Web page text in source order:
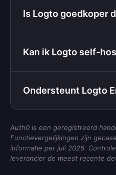
Is Logto goedkoper
Kan ik Logto self-
Ondersteunt Logto
Auth0 is een geregistreerd
Functievergelijkingen zijn
informatie per juli 2026.
leverancier de meest recente